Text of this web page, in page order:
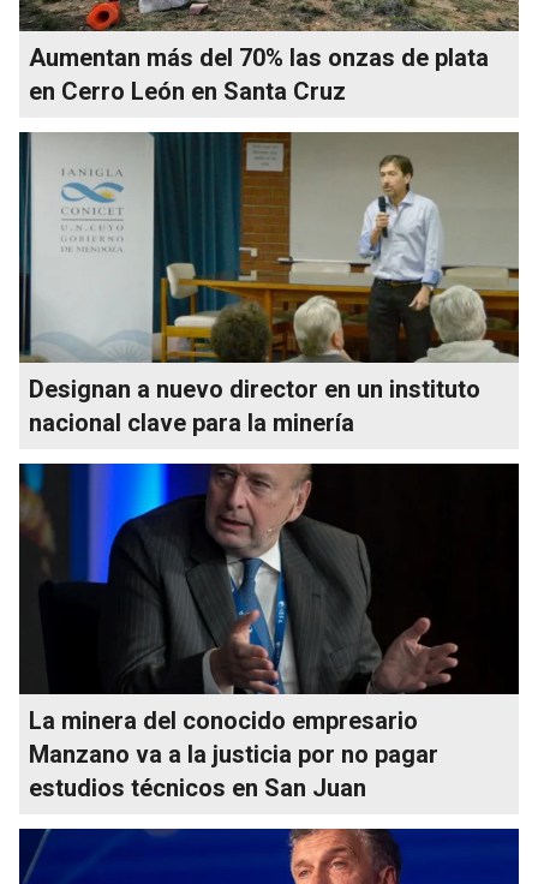
Aumentan más del 70% las onzas de plata
en Cerro León en Santa Cruz
Designan a nuevo director en un instituto
nacional clave para la minería
La minera del conocido empresario
Manzano va a la justicia por no pagar
estudios técnicos en San Juan